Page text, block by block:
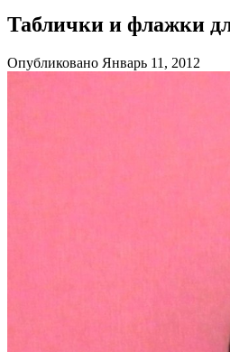
Таблички и флажки
Опубликовано Январь 11, 2012